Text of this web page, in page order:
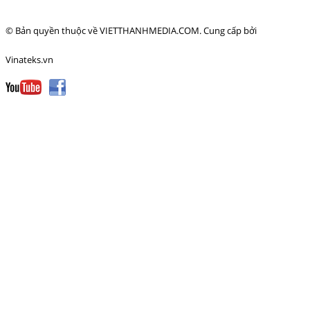
© Bản quyền thuộc vềVIETTHANHMEDIA.COM.Cung cấp bởi
Vinateks.vn